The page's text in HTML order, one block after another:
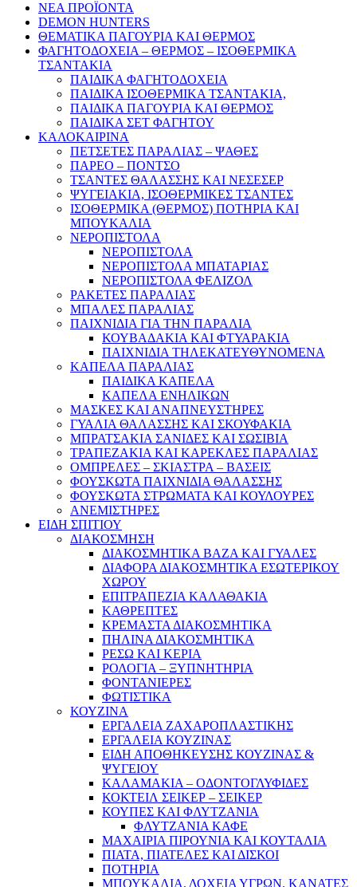
ΝΕΑ ΠΡΟΪΟΝΤΑ
DEMON HUNTERS
ΘΕΜΑΤΙΚΑ ΠΑΓΟΥΡΙΑ ΚΑΙ ΘΕΡΜΟΣ
ΦΑΓΗΤΟΔΟΧΕΙΑ – ΘΕΡΜΟΣ – ΙΣΟΘΕΡΜΙΚΑ
ΤΣΑΝΤΑΚΙΑ
ΠΑΙΔΙΚΑ ΦΑΓΗΤΟΔΟΧΕΙΑ
ΠΑΙΔΙΚΑ ΙΣΟΘΕΡΜΙΚΑ ΤΣΑΝΤΑΚΙΑ,
ΠΑΙΔΙΚΑ ΠΑΓΟΥΡΙΑ ΚΑΙ ΘΕΡΜΟΣ
ΠΑΙΔΙΚΑ ΣΕΤ ΦΑΓΗΤΟΥ
ΚΑΛΟΚΑΙΡΙΝΑ
ΠΕΤΣΕΤΕΣ ΠΑΡΑΛΙΑΣ – ΨΑΘΕΣ
ΠΑΡΕΟ – ΠΟΝΤΣΟ
ΤΣΑΝΤΕΣ ΘΑΛΑΣΣΗΣ ΚΑΙ ΝΕΣΕΣΕΡ
ΨΥΓΕΙΑΚΙΑ, ΙΣΟΘΕΡΜΙΚΕΣ ΤΣΑΝΤΕΣ
ΙΣΟΘΕΡΜΙΚΑ (ΘΕΡΜΟΣ) ΠΟΤΗΡΙΑ ΚΑΙ
ΜΠΟΥΚΑΛΙΑ
ΝΕΡΟΠΙΣΤΟΛΑ
ΝΕΡΟΠΙΣΤΟΛΑ
ΝΕΡΟΠΙΣΤΟΛΑ ΜΠΑΤΑΡΙΑΣ
ΝΕΡΟΠΙΣΤΟΛΑ ΦΕΛΙΖΟΛ
ΡΑΚΕΤΕΣ ΠΑΡΑΛΙΑΣ
ΜΠΑΛΕΣ ΠΑΡΑΛΙΑΣ
ΠΑΙΧΝΙΔΙΑ ΓΙΑ ΤΗΝ ΠΑΡΑΛΙΑ
ΚΟΥΒΑΔΑΚΙΑ ΚΑΙ ΦΤΥΑΡΑΚΙΑ
ΠΑΙΧΝΙΔΙΑ ΤΗΛΕΚΑΤΕΥΘΥΝΟΜΕΝΑ
ΚΑΠΕΛΑ ΠΑΡΑΛΙΑΣ
ΠΑΙΔΙΚΑ ΚΑΠΕΛΑ
ΚΑΠΕΛΑ ΕΝΗΛΙΚΩΝ
ΜΑΣΚΕΣ ΚΑΙ ΑΝΑΠΝΕΥΣΤΗΡΕΣ
ΓΥΑΛΙΑ ΘΑΛΑΣΣΗΣ ΚΑΙ ΣΚΟΥΦΑΚΙΑ
ΜΠΡΑΤΣΑΚΙΑ ΣΑΝΙΔΕΣ ΚΑΙ ΣΩΣΙΒΙΑ
ΤΡΑΠΕΖΑΚΙΑ ΚΑΙ ΚΑΡΕΚΛΕΣ ΠΑΡΑΛΙΑΣ
ΟΜΠΡΕΛΕΣ – ΣΚΙΑΣΤΡΑ – ΒΑΣΕΙΣ
ΦΟΥΣΚΩΤΑ ΠΑΙΧΝΙΔΙΑ ΘΑΛΑΣΣΗΣ
ΦΟΥΣΚΩΤΑ ΣΤΡΩΜΑΤΑ ΚΑΙ ΚΟΥΛΟΥΡΕΣ
ΑΝΕΜΙΣΤΗΡΕΣ
ΕΙΔΗ ΣΠΙΤΙΟΥ
ΔΙΑΚΟΣΜΗΣΗ
ΔΙΑΚΟΣΜΗΤΙΚΑ ΒΑΖΑ ΚΑΙ ΓΥΑΛΕΣ
ΔΙΑΦΟΡΑ ΔΙΑΚΟΣΜΗΤΙΚΑ ΕΣΩΤΕΡΙΚΟΥ
ΧΩΡΟΥ
ΕΠΙΤΡΑΠΕΖΙΑ ΚΑΛΑΘΑΚΙΑ
ΚΑΘΡΕΠΤΕΣ
ΚΡΕΜΑΣΤΑ ΔΙΑΚΟΣΜΗΤΙΚΑ
ΠΗΛΙΝΑ ΔΙΑΚΟΣΜΗΤΙΚΑ
ΡΕΣΩ ΚΑΙ ΚΕΡΙΑ
ΡΟΛΟΓΙΑ – ΞΥΠΝΗΤΗΡΙΑ
ΦΟΝΤΑΝΙΕΡΕΣ
ΦΩΤΙΣΤΙΚΑ
ΚΟΥΖΙΝΑ
ΕΡΓΑΛΕΙΑ ΖΑΧΑΡΟΠΛΑΣΤΙΚΗΣ
ΕΡΓΑΛΕΙΑ ΚΟΥΖΙΝΑΣ
ΕΙΔΗ ΑΠΟΘΗΚΕΥΣΗΣ ΚΟΥΖΙΝΑΣ &
ΨΥΓΕΙΟΥ
ΚΑΛΑΜΑΚΙΑ – ΟΔΟΝΤΟΓΛΥΦΙΔΕΣ
ΚΟΚΤΕΙΛ ΣΕΙΚΕΡ – ΣΕΙΚΕΡ
ΚΟΥΠΕΣ ΚΑΙ ΦΛΥΤΖΑΝΙΑ
ΦΛΥΤΖΑΝΙΑ ΚΑΦΕ
ΜΑΧΑΙΡΙΑ ΠΙΡΟΥΝΙΑ ΚΑΙ ΚΟΥΤΑΛΙΑ
ΠΙΑΤΑ, ΠΙΑΤΕΛΕΣ ΚΑΙ ΔΙΣΚΟΙ
ΠΟΤΗΡΙΑ
ΜΠΟΥΚΑΛΙΑ, ΔΟΧΕΙΑ ΥΓΡΩΝ, ΚΑΝΑΤΕΣ